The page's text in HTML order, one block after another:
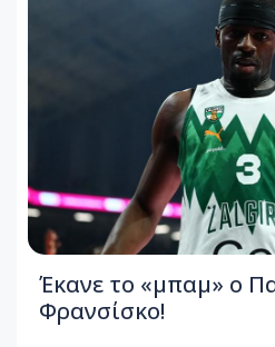
Έκανε το «μπαμ» ο
Φρανσίσκο!